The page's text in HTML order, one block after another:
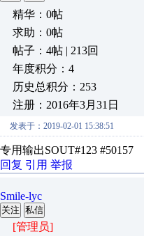
精华：0帖
求助：0帖
帖子：4帖 | 213回
年度积分：4
历史总积分：253
注册：2016年3月31日
发表于：2019-02-01 15:38:51
专用输出SOUT#123 #50157
回复 引用 举报
Smile-lyc
关注 私信
[管理员]